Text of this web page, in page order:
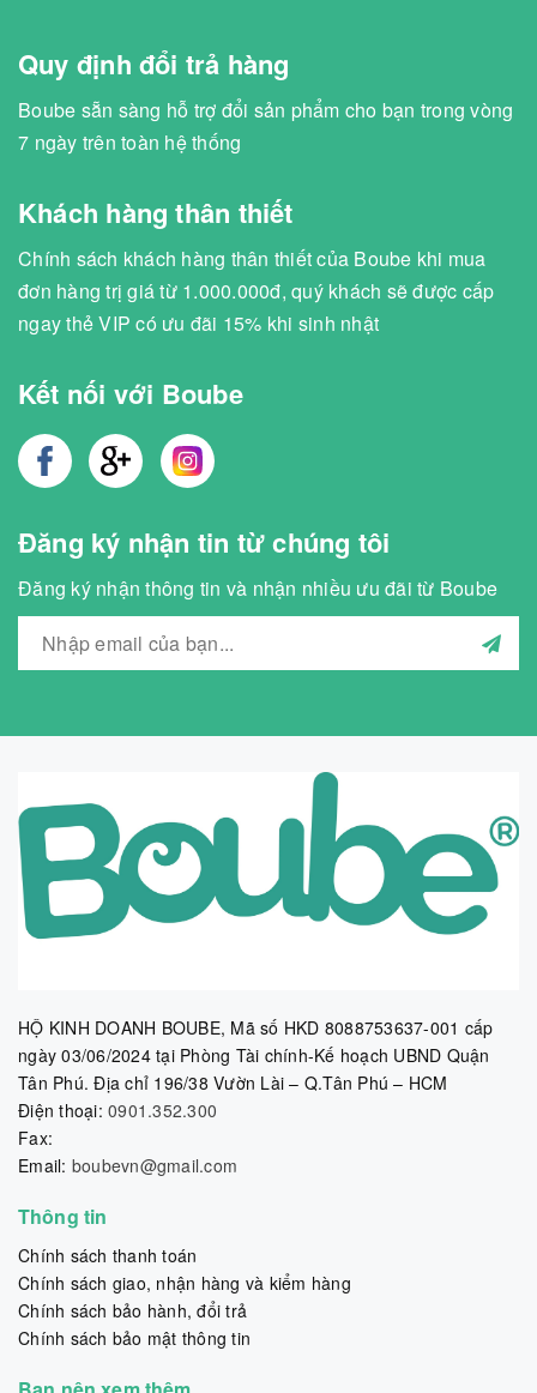
Quy định đổi trả hàng
Boube sẵn sàng hỗ trợ đổi sản phẩm cho bạn trong vòng
7 ngày trên toàn hệ thống
Khách hàng thân thiết
Chính sách khách hàng thân thiết của Boube khi mua
đơn hàng trị giá từ 1.000.000đ, quý khách sẽ được cấp
ngay thẻ VIP có ưu đãi 15% khi sinh nhật
Kết nối với Boube
Đăng ký nhận tin từ chúng tôi
Đăng ký nhận thông tin và nhận nhiều ưu đãi từ Boube
HỘ KINH DOANH BOUBE, Mã số HKD 8088753637-001 cấp
ngày 03/06/2024 tại Phòng Tài chính-Kế hoạch UBND Quận
Tân Phú. Địa chỉ 196/38 Vườn Lài – Q.Tân Phú – HCM
Điện thoại: 0901.352.300
Fax:
Email: boubevn@gmail.com
Thông tin
Chính sách thanh toán
Chính sách giao, nhận hàng và kiểm hàng
Chính sách bảo hành, đổi trả
Chính sách bảo mật thông tin